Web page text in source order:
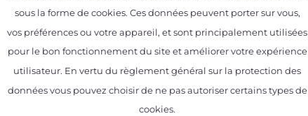
sous la forme de cookies. Ces données peuvent porter sur vous,
vos préférences ou votre appareil, et sont principalement utilisées
pour le bon fonctionnement du site et améliorer votre expérience
utilisateur. En vertu du règlement général sur la protection des
données vous pouvez choisir de ne pas autoriser certains types de
cookies.